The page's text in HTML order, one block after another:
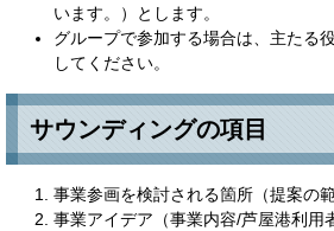
います。）とします。
グループで参加する場合は、主たる
してください。
サウンディングの項目
事業参画を検討される箇所（提案の範
事業アイデア（事業内容/芦屋港利用